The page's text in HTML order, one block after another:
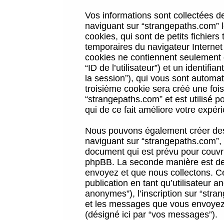
Vos informations sont collectées
naviguant sur
cookies, qui sont de petits
temporaires du navigateur
cookies ne contiennent
“ID de l’utilisateur”) et un
la session”), qui vous sont
troisième cookie sera créé une
“strangepaths.com” et est utilisé
qui de ce fait améliore votre
Nous pouvons également créer
naviguant sur
document qui est prévu pour
phpBB. La seconde manière est
envoyez et que nous collectons.
publication en tant qu’utilisateur
anonymes”), l’inscription sur
et les messages que vous
(désigné ici par “vos messages”).